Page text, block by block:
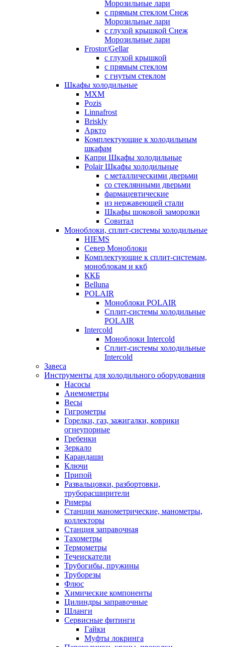
Морозильные лари
с прямым стеклом Снеж
Морозильные лари
с глухой крышкой Снеж
Морозильные лари
Frostor/Gellar
с глухой крышкой
с прямым стеклом
с гнутым стеклом
Шкафы холодильные
МХМ
Pozis
Linnafrost
Briskly
Аркто
Комплектующие к холодильным
шкафам
Капри Шкафы холодильные
Polair Шкафы холодильные
с металлическими дверьми
со стеклянными дверьми
фармацевтические
из нержавеющей стали
Шкафы шоковой заморозки
Совитал
Моноблоки, сплит-системы холодильные
HIEMS
Север Моноблоки
Комплектующие к сплит-системам,
моноблокам и ккб
ККБ
Belluna
POLAIR
Моноблоки POLAIR
Сплит-системы холодильные
POLAIR
Intercold
Моноблоки Intercold
Сплит-системы холодильные
Intercold
Завеса
Инструменты для холодильного оборудования
Насосы
Анемометры
Весы
Гигрометры
Горелки, газ, зажигалки, коврики
огнеупорные
Гребенки
Зеркало
Карандаши
Ключи
Припой
Развальцовки, разбортовки,
труборасширители
Римеры
Станции манометрические, манометры,
коллекторы
Станция заправочная
Тахометры
Термометры
Течеискатели
Трубогибы, пружины
Труборезы
Флюс
Химические компоненты
Цилиндры заправочные
Шланги
Сервисные фитинги
Гайки
Муфты локринга